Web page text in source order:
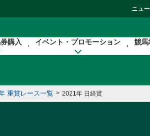
ニュ
購入 イベント・プロモーション 競馬
重賞レース一覧 > 2021年 日経賞